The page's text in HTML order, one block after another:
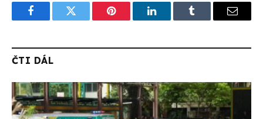
FacebookTwitter Pinterest LinkedInTumblr Email
ČTI DÁL